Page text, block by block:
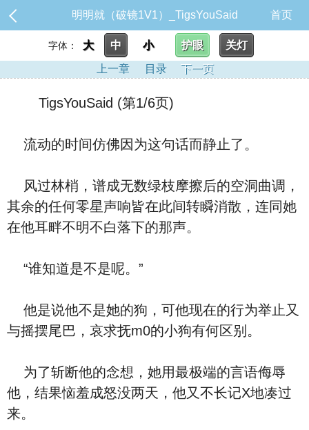
明明就（破镜1V1）_TigsYouSaid 首页
字体： 大 中 小 护眼
关灯
上一章
目录 下一页
TigsYouSaid (第1/6页)
流动的时间仿佛因为这句话而静止了。
风过林梢，谱成无数绿枝摩擦后的空洞曲调，
其余的任何零星声响皆在此间转瞬消散，连同她
在他耳畔不明不白落下的那声。
“谁知道是不是呢。”
他是说他不是她的狗，可他现在的行为举止又
与摇摆尾巴，哀求抚m0的小狗有何区别。
为了斩断他的念想，她用最极端的言语侮辱
他，结果恼羞成怒没两天，他又不长记X地凑过
来。